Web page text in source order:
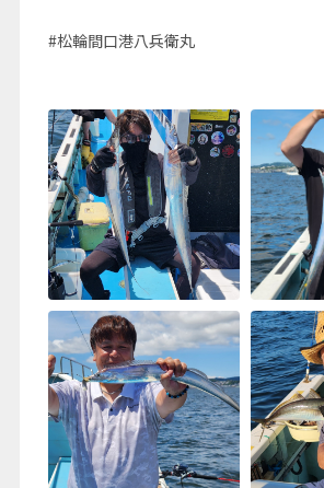
#松輪間口港八兵衛丸